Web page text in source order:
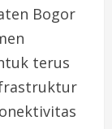
Bogor
terus